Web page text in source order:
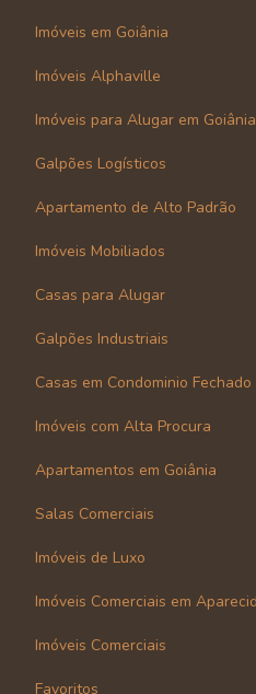
Imóveis em Goiânia
Imóveis Alphaville
Imóveis para Alugar em Goiânia
Galpões Logísticos
Apartamento de Alto Padrão
Imóveis Mobiliados
Casas para Alugar
Galpões Industriais
Casas em Condominio Fechado
Imóveis com Alta Procura
Apartamentos em Goiânia
Salas Comerciais
Imóveis de Luxo
Imóveis Comerciais em
Imóveis Comerciais
Favoritos